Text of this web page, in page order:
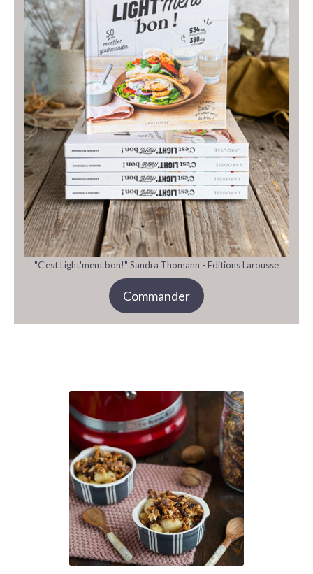
"C'est Light'ment bon!" Sandra Thomann - Editions Larousse
Commander